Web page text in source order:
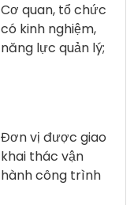
Cơ quan, tổ chức
có kinh nghiệm,
năng lực quản lý;
Đơn vị được giao
khai thác vận
hành công trình